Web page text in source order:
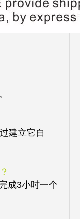
建立它自
成3小时一个